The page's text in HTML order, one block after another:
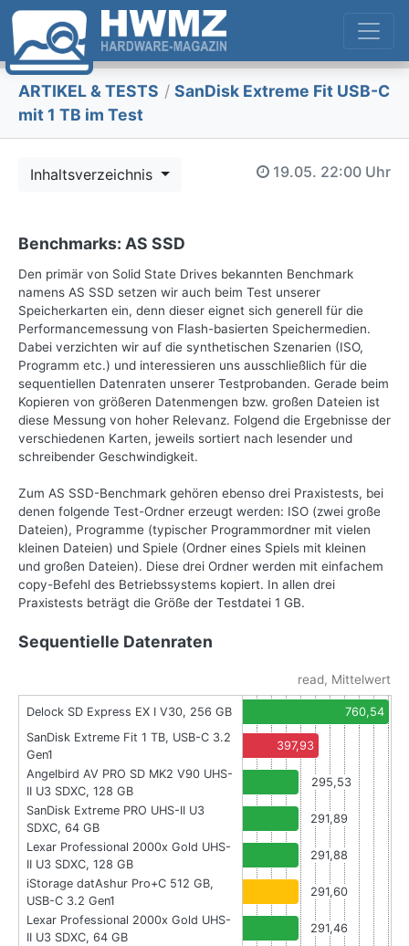
ARTIKEL & TESTS / SanDisk Extreme Fit USB-C
mit 1 TB im Test
Inhaltsverzeichnis 19.05. 22:00 Uhr
Benchmarks: AS SSD
Den primär von Solid State Drives bekannten Benchmark
namens AS SSD setzen wir auch beim Test unserer
Speicherkarten ein, denn dieser eignet sich generell für die
Performancemessung von Flash-basierten Speichermedien.
Dabei verzichten wir auf die synthetischen Szenarien (ISO,
Programm etc.) und interessieren uns ausschließlich für die
sequentiellen Datenraten unserer Testprobanden. Gerade beim
Kopieren von größeren Datenmengen bzw. großen Dateien ist
diese Messung von hoher Relevanz. Folgend die Ergebnisse der
verschiedenen Karten, jeweils sortiert nach lesender und
schreibender Geschwindigkeit.
Zum AS SSD-Benchmark gehören ebenso drei Praxistests, bei
denen folgende Test-Ordner erzeugt werden: ISO (zwei große
Dateien), Programme (typischer Programmordner mit vielen
kleinen Dateien) und Spiele (Ordner eines Spiels mit kleinen
und großen Dateien). Diese drei Ordner werden mit einfachem
copy-Befehl des Betriebssystems kopiert. In allen drei
Praxistests beträgt die Größe der Testdatei 1 GB.
Sequentielle Datenraten
read, Mittelwert
Delock SD Express EX I V30, 256 GB
760,54
SanDisk Extreme Fit 1 TB, USB-C 3.2
Gen1
397,93
Angelbird AV PRO SD MK2 V90 UHS-
II U3 SDXC, 128 GB
295,53
SanDisk Extreme PRO UHS-II U3
SDXC, 64 GB
291,89
Lexar Professional 2000x Gold UHS-
II U3 SDXC, 128 GB
291,88
iStorage datAshur Pro+C 512 GB,
USB-C 3.2 Gen1
291,60
Lexar Professional 2000x Gold UHS-
II U3 SDXC, 64 GB
291,46